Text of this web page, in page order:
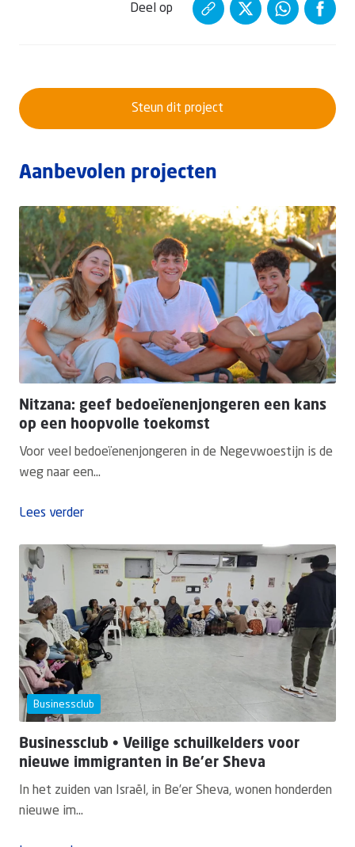
Steun dit project
Deel op
Aanbevolen projecten
Nitzana: geef bedoeïenenjongeren een kans
op een hoopvolle toekomst
Voor veel bedoeïenenjongeren in de Negevwoestijn is de
weg naar een...
Lees verder
Businessclub
Businessclub • Veilige schuilkelders voor
nieuwe immigranten in Be’er Sheva
In het zuiden van Israël, in Be’er Sheva, wonen honderden
nieuwe im...